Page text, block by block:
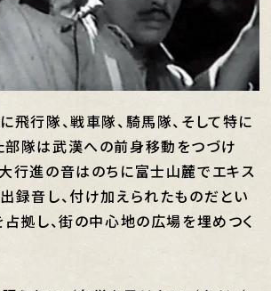
飛行隊、戦車隊、騎馬隊、そして特に
部隊は武漢への前身移動をつづけ
行進の音はのちに富士山麓でエキス
録音し、付け加えられたものだとい
占拠し、街の中心地の広場を埋めつく